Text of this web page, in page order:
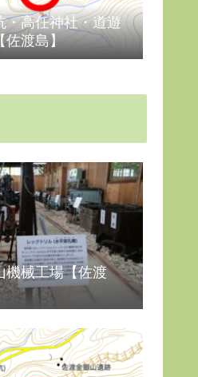
・高任神社・道遊
佐渡島】
機械工場【佐渡